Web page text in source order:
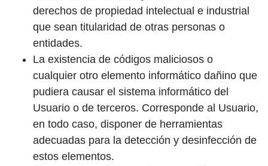
derechos de propiedad intelectual e industrial
que sean titularidad de otras personas o
entidades.
La existencia de códigos maliciosos o
cualquier otro elemento informático dañino que
pudiera causar el sistema informático del
Usuario o de terceros. Corresponde al Usuario,
en todo caso, disponer de herramientas
adecuadas para la detección y desinfección de
estos elementos.